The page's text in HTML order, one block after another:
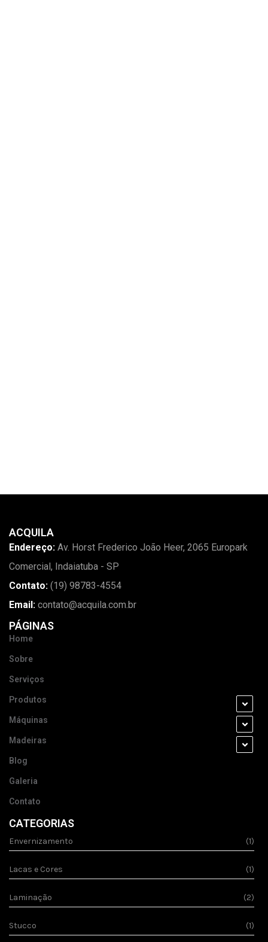
ACQUILA
Endereço: Av. Horst Frederico João Heer, 2065 Europark
Comercial, Indaiatuba - SP
Contato: (19) 98783-4554
Email: contato@acquila.com.br
PÁGINAS
Home
Sobre
Serviços
Produtos
Máquinas
Madeiras
Blog
Galeria
Contato
CATEGORIAS
Envernizamento (1)
Lacas e Cores (1)
Laminação (2)
Stucco (1)